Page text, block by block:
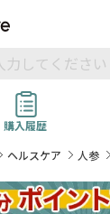
購入履歴
ヘルスケア 人参